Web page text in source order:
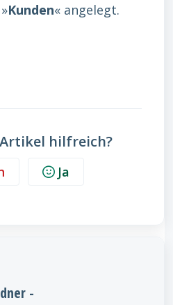
Kunden« angelegt.
hilfreich?
Ja
-